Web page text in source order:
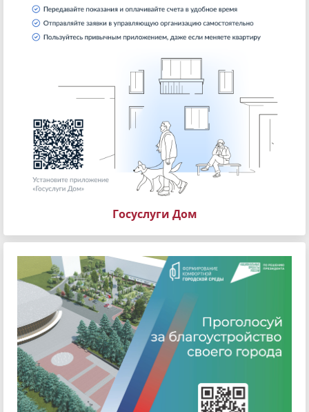
Госуслуги Дом